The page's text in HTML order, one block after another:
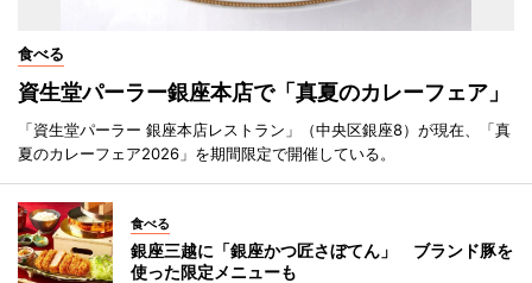
食べる
資生堂パーラー銀座本店で「真夏のカレーフェア」
「資生堂パーラー 銀座本店レストラン」（中央区銀座8）が現在、「真
夏のカレーフェア2026」を期間限定で開催している。
食べる
銀座三越に「銀座かつ匠さぼてん」 ブランド豚を
使った限定メニューも